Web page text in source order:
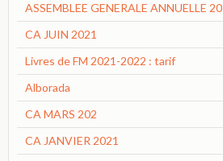
ASSEMBLEE GENERALE ANNUELLE 20
CA JUIN 2021
Livres de FM 2021-2022 : tarif
Alborada
CA MARS 202
CA JANVIER 2021